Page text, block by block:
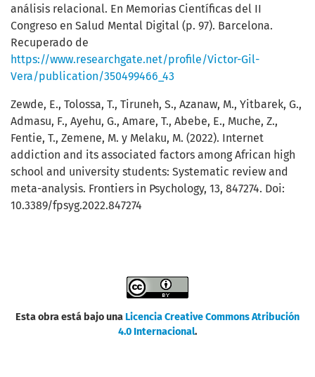
análisis relacional. En Memorias Científicas del II
Congreso en Salud Mental Digital (p. 97). Barcelona.
Recuperado de
https://www.researchgate.net/profile/Victor-Gil-
Vera/publication/350499466_43
Zewde, E., Tolossa, T., Tiruneh, S., Azanaw, M., Yitbarek, G.,
Admasu, F., Ayehu, G., Amare, T., Abebe, E., Muche, Z.,
Fentie, T., Zemene, M. y Melaku, M. (2022). Internet
addiction and its associated factors among African high
school and university students: Systematic review and
meta-analysis. Frontiers in Psychology, 13, 847274. Doi:
10.3389/fpsyg.2022.847274
Esta obra está bajo una Licencia Creative Commons Atribución
4.0 Internacional.